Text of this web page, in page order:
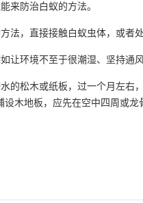
来防治白蚁的方法。
，直接接触白蚁虫体，或者
让环境不至于很潮湿、坚持通
的松木或纸板，过一个月左
木地板，应先在空中四周或龙